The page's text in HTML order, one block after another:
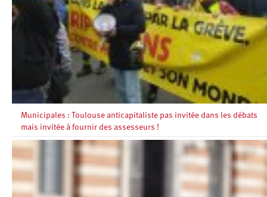
Municipales : Toulouse anticapitaliste pas invitée dans les débats
mais invitée à fournir des assesseurs !